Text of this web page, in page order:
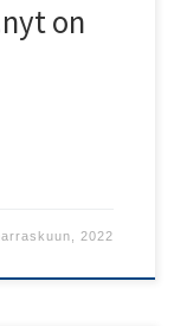
on
2022